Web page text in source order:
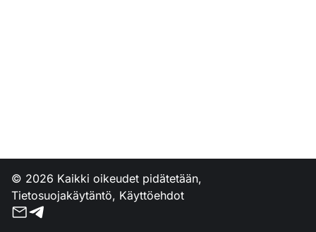
© 2026 Kaikki oikeudet pidätetään,
Tietosuojakäytäntö, Käyttöehdot